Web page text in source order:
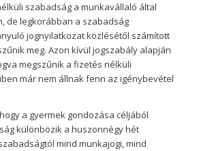
szabadság a munkavállaló által
de legkorábban a szabadság
jognyilatkozat közlésétől számított
meg. Azon kívül jogszabály alapján
megszűnik a fizetés nélküli
már nem állnak fenn az igénybevétel
a gyermek gondozása céljából
különbözik a huszonnégy hét
mind munkajogi, mind